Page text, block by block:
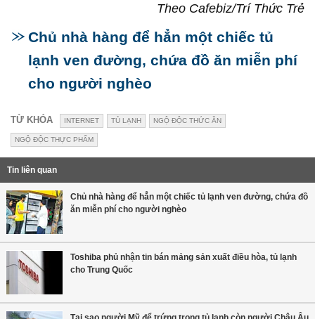
Theo Cafebiz/Trí Thức Trẻ​
Chủ nhà hàng để hẳn một chiếc tủ
lạnh ven đường, chứa đồ ăn miễn phí
cho người nghèo
TỪ KHÓA INTERNET TỦ LẠNH NGỘ ĐỘC THỨC ĂN
NGỘ ĐỘC THỰC PHẨM
Tin liên quan
Chủ nhà hàng để hẳn một chiếc tủ lạnh ven đường, chứa đồ
ăn miễn phí cho người nghèo
Toshiba phủ nhận tin bán mảng sản xuất điều hòa, tủ lạnh
cho Trung Quốc